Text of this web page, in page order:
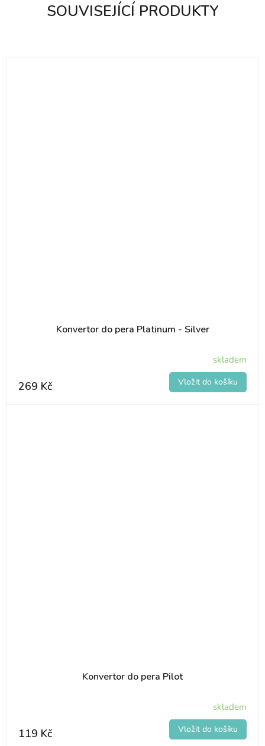
SOUVISEJÍCÍ PRODUKTY
Konvertor do pera Platinum - Silver
skladem
269 Kč
Konvertor do pera Pilot
skladem
119 Kč